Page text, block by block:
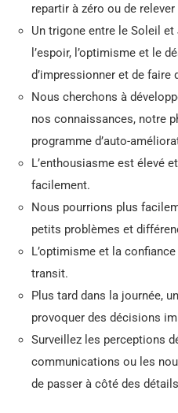
repartir à zéro ou de
Un trigone entre le Soleil
l’espoir, l’optimisme et le
d’impressionner et de faire
Nous cherchons à
nos connaissances, notre
programme d’auto-
L’enthousiasme est élevé
facilement.
Nous pourrions plus
petits problèmes et
L’optimisme et la
transit.
Plus tard dans la journée,
provoquer des décisions
Surveillez les perceptions
communications ou les
de passer à côté des